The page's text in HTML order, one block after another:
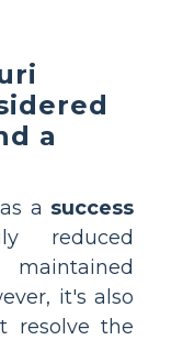
a
a success
reduced
it's also
resolve the